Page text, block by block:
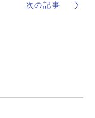
次の記事